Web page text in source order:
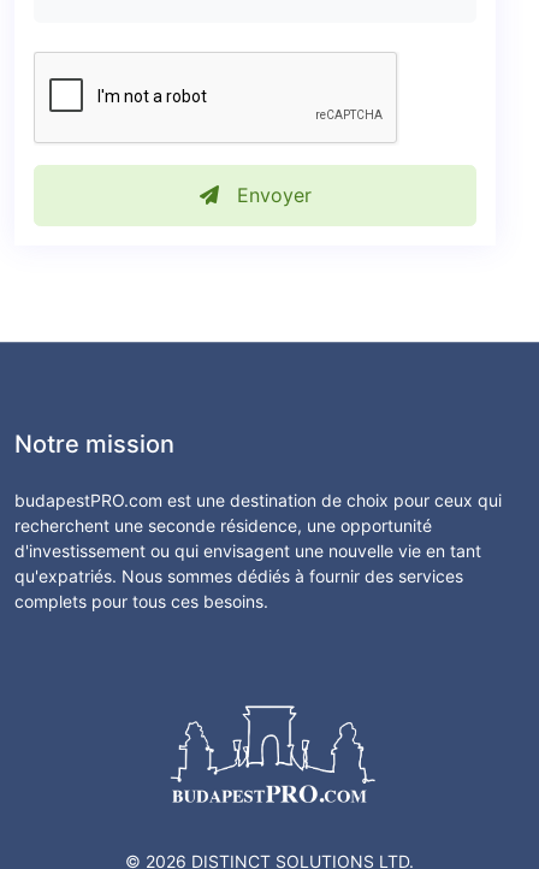
Envoyer
Notre mission
budapestPRO.com est une destination de choix pour ceux qui
recherchent une seconde résidence, une opportunité
d'investissement ou qui envisagent une nouvelle vie en tant
qu'expatriés. Nous sommes dédiés à fournir des services
complets pour tous ces besoins.
© 2026 DISTINCT SOLUTIONS LTD.